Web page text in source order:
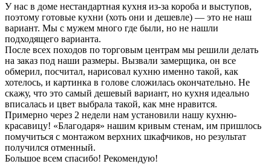
У нас в доме нестандартная кухня из-за короба и выступов,
поэтому готовые кухни (хоть они и дешевле) — это не наш
вариант. Мы с мужем много где были, но не нашли
подходящего варианта.
После всех походов по торговым центрам мы решили делать
на заказ под наши размеры. Вызвали замерщика, он все
обмерил, посчитал, нарисовал кухню именно такой, как
хотелось, и картинка в голове сложилась окончательно. Не
скажу, что это самый дешевый вариант, но кухня идеально
вписалась и цвет выбрала такой, как мне нравится.
Примерно через 2 недели нам установили нашу кухню-
красавицу! «Благодаря» нашим кривым стенам, им пришлось
помучиться с монтажом верхних шкафчиков, но результат
получился отменный.
Большое всем спасибо! Рекомендую!